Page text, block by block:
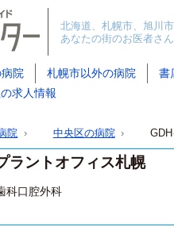
北海道、札幌市、旭川
あなたの街のお医者さ
院 札幌市以外の病院 書
求人情報
院 中央区の病院
ラントオフィス札幌
科口腔外科